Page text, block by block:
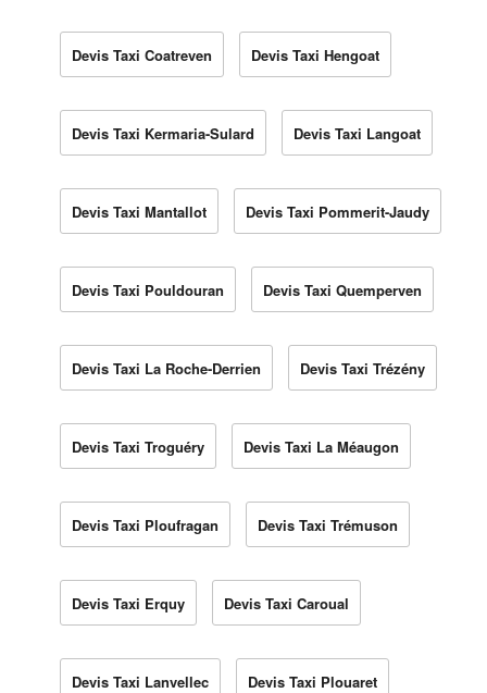
Devis Taxi Coatreven Devis Taxi Hengoat
Devis Taxi Kermaria-Sulard Devis Taxi Langoat
Devis Taxi Mantallot Devis Taxi Pommerit-Jaudy
Devis Taxi Pouldouran Devis Taxi Quemperven
Devis Taxi La Roche-Derrien Devis Taxi Trézény
Devis Taxi Troguéry Devis Taxi La Méaugon
Devis Taxi Ploufragan Devis Taxi Trémuson
Devis Taxi Erquy Devis Taxi Caroual
Devis Taxi Lanvellec Devis Taxi Plouaret